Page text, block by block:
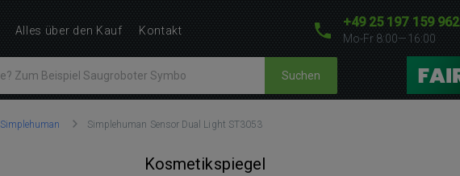
+49 25 197 159 962
Mo-Fr 8:00—16:00
Suchen
Simplehuman Simplehuman Sensor Dual Light ST3053
Kosmetikspiegel
Alles über den Kauf Kontakt